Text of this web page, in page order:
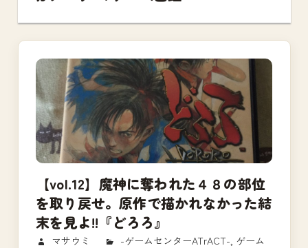
【vol.12】魔神に奪われた４８の部位
を取り戻せ。原作で描かれなかった結
末を見よ!!『どろろ』
2018/03/12
マサウミ -ゲームセンターATrACT- ゲーム